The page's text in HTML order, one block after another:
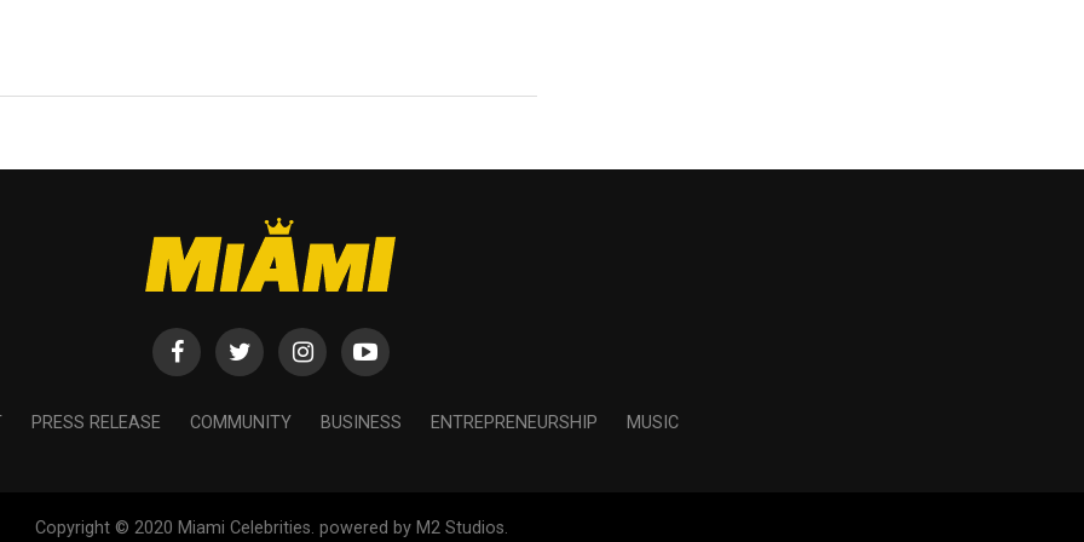
PRESS RELEASE COMMUNITY BUSINESS ENTREPRENEURSHIP MUSIC
Copyright © 2020 Miami Celebrities. powered by M2 Studios.